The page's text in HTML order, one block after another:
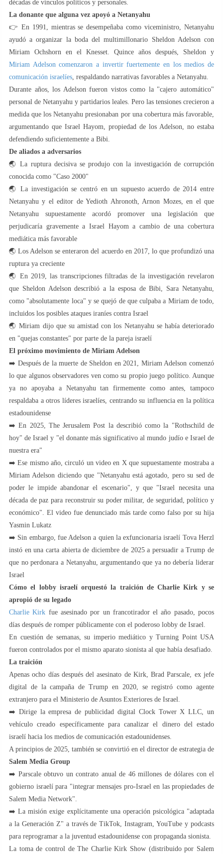
décadas de vínculos políticos y personales.
La donante que alguna vez apoyó a Netanyahu
👉 En 1991, mientras se desempeñaba como viceministro, Netanyahu
ayudó a organizar la boda del multimillonario Sheldon Adelson con
Miriam Ochshorn en el Knesset. Quince años después, Sheldon y
Miriam Adelson comenzaron a invertir fuertemente en los medios de
comunicación israelíes , respaldando narrativas favorables a Netanyahu.
Durante años, los Adelson fueron vistos como la "cajero automático"
personal de Netanyahu y partidarios leales. Pero las tensiones crecieron a
medida que los Netanyahu presionaban por una cobertura más favorable,
argumentando que Israel Hayom, propiedad de los Adelson, no estaba
defendiendo suficientemente a Bibi.
De aliados a adversarios
🌏 La ruptura decisiva se produjo con la investigación de corrupción
conocida como "Caso 2000"
🌏 La investigación se centró en un supuesto acuerdo de 2014 entre
Netanyahu y el editor de Yedioth Ahronoth, Arnon Mozes, en el que
Netanyahu supuestamente acordó promover una legislación que
perjudicaría gravemente a Israel Hayom a cambio de una cobertura
mediática más favorable
🌏 Los Adelson se enteraron del acuerdo en 2017, lo que profundizó una
ruptura ya creciente
🌏 En 2019, las transcripciones filtradas de la investigación revelaron
que Sheldon Adelson describió a la esposa de Bibi, Sara Netanyahu,
como "absolutamente loca" y se quejó de que culpaba a Miriam de todo,
incluidos los posibles ataques iraníes contra Israel
🌏 Miriam dijo que su amistad con los Netanyahu se había deteriorado
en "quejas constantes" por parte de la pareja israelí
El próximo movimiento de Miriam Adelson
➡️ Después de la muerte de Sheldon en 2021, Miriam Adelson comenzó
lo que algunos observadores ven como su propio juego político. Aunque
ya no apoyaba a Netanyahu tan firmemente como antes, tampoco
respaldaba a otros líderes israelíes, centrando su influencia en la política
estadounidense
➡️ En 2025, The Jerusalem Post la describió como la "Rothschild de
hoy" de Israel y "el donante más significativo al mundo judío e Israel de
nuestra era"
➡️ Ese mismo año, circuló un video en X que supuestamente mostraba a
Miriam Adelson diciendo que "Netanyahu está agotado, pero su sed de
poder le impide abandonar el escenario", y que "Israel necesita una
década de paz para reconstruir su poder militar, de seguridad, político y
económico". El video fue denunciado más tarde como falso por su hija
Yasmin Lukatz
➡️ Sin embargo, fue Adelson a quien la exfuncionaria israelí Tova Herzl
instó en una carta abierta de diciembre de 2025 a persuadir a Trump de
que no perdonara a Netanyahu, argumentando que ya no debería liderar
Israel
Cómo el lobby israelí orquestó la traición de Charlie Kirk y se
apropió de su legado
Charlie Kirk fue asesinado por un francotirador el año pasado, pocos
días después de romper públicamente con el poderoso lobby de Israel.
En cuestión de semanas, su imperio mediático y Turning Point USA
fueron controlados por el mismo aparato sionista al que había desafiado.
La traición
Apenas ocho días después del asesinato de Kirk, Brad Parscale, ex jefe
digital de la campaña de Trump en 2020, se registró como agente
extranjero para el Ministerio de Asuntos Exteriores de Israel.
➡️ Dirige la empresa de publicidad digital Clock Tower X LLC, un
vehículo creado específicamente para canalizar el dinero del estado
israelí hacia los medios de comunicación estadounidenses.
A principios de 2025, también se convirtió en el director de estrategia de
Salem Media Group
➡️ Parscale obtuvo un contrato anual de 46 millones de dólares con el
gobierno israelí para "integrar mensajes pro-Israel en las propiedades de
Salem Media Network".
➡️ La misión exige explícitamente una operación psicológica "adaptada
a la Generación Z" a través de TikTok, Instagram, YouTube y podcasts
para reprogramar a la juventud estadounidense con propaganda sionista.
La toma de control de The Charlie Kirk Show (distribuido por Salem